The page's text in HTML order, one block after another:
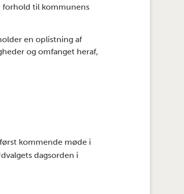
forhold til kommunens
en oplistning af
og omfanget heraf,
kommende møde i
dagsorden i